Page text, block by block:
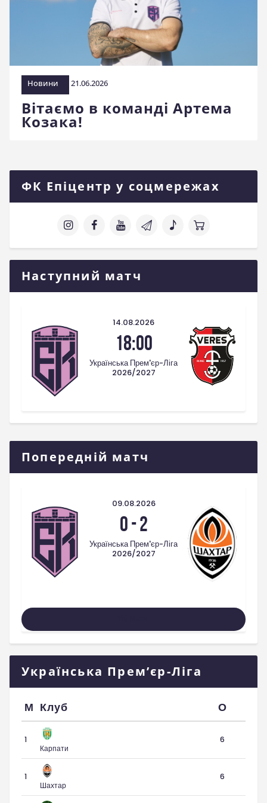
Новини 21.06.2026
Вітаємо в команді Артема
Козака!
ФК Епіцентр у соцмережах
Наступний матч
14.08.2026
18:00
Українська Прем'єр-Ліга
2026/2027
Попередній матч
09.08.2026
0-2
Українська Прем'єр-Ліга
2026/2027
Українська Прем’єр-Ліга
М Клуб О
1
Карпати
6
1
Шахтар
6